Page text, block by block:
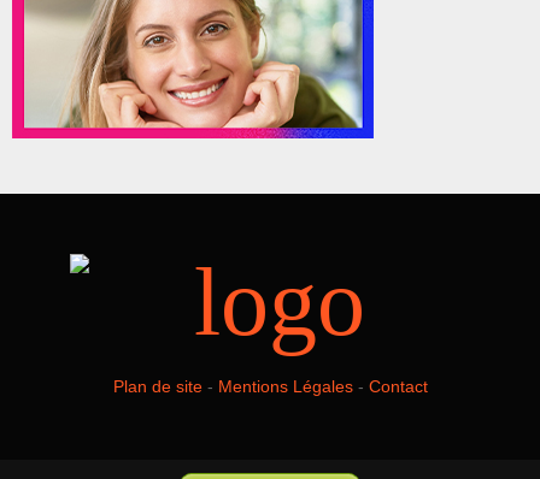
Plan de site- Mentions Légales- Contact